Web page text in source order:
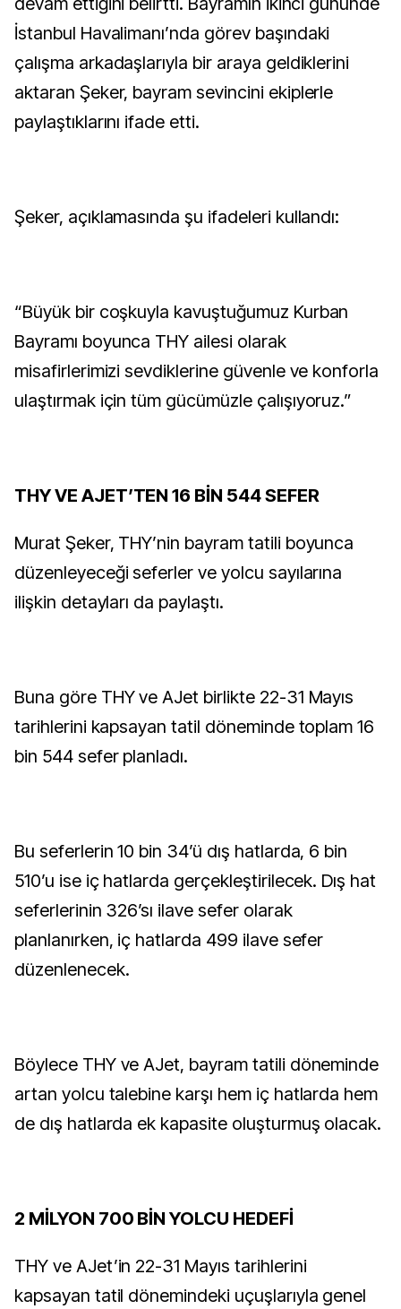
İstanbul Havalimanı’nda görev başındaki
çalışma arkadaşlarıyla bir araya geldiklerini
aktaran Şeker, bayram sevincini ekiplerle
paylaştıklarını ifade etti.
Şeker, açıklamasında şu ifadeleri kullandı:
“Büyük bir coşkuyla kavuştuğumuz Kurban
Bayramı boyunca THY ailesi olarak
misafirlerimizi sevdiklerine güvenle ve konforla
ulaştırmak için tüm gücümüzle çalışıyoruz.”
THY VE AJET’TEN 16 BİN 544 SEFER
Murat Şeker, THY’nin bayram tatili boyunca
düzenleyeceği seferler ve yolcu sayılarına
ilişkin detayları da paylaştı.
Buna göre THY ve AJet birlikte 22-31 Mayıs
tarihlerini kapsayan tatil döneminde toplam 16
bin 544 sefer planladı.
Bu seferlerin 10 bin 34’ü dış hatlarda, 6 bin
510’u ise iç hatlarda gerçekleştirilecek. Dış hat
seferlerinin 326’sı ilave sefer olarak
planlanırken, iç hatlarda 499 ilave sefer
düzenlenecek.
Böylece THY ve AJet, bayram tatili döneminde
artan yolcu talebine karşı hem iç hatlarda hem
de dış hatlarda ek kapasite oluşturmuş olacak.
2 MİLYON 700 BİN YOLCU HEDEFİ
THY ve AJet’in 22-31 Mayıs tarihlerini
kapsayan tatil dönemindeki uçuşlarıyla genel